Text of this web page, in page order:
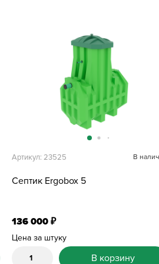
Септик Ergobox 5
Артикул: 23525 В
136 000₽
Цена за штуку
В корзину